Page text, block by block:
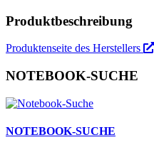
Produktbeschreibung
Produktenseite des Herstellers
NOTEBOOK-SUCHE
NOTEBOOK-SUCHE